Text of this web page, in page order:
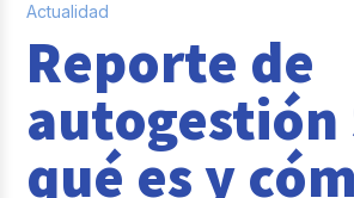
Pago de nómina
Buk
Transformación digital
Tendencias y Data
Actualidad
Reporte de
autogestión
qué es y